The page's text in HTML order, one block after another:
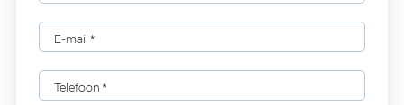
E-mail*
Telefoon*